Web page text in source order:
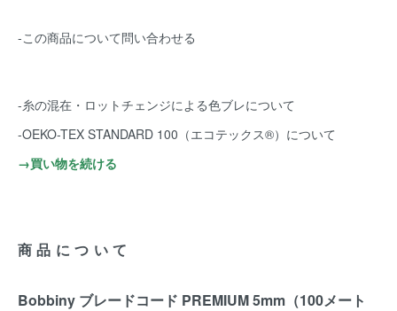
-この商品について問い合わせる
-糸の混在・ロットチェンジによる色ブレについて
-OEKO-TEX STANDARD 100（エコテックス®️）について
→買い物を続ける
商品について
Bobbiny ブレードコード PREMIUM 5mm（100メート